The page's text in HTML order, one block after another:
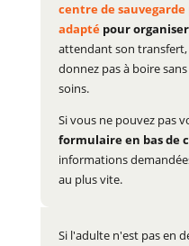
centre de
adaptépour
attendant son transfert,
donnez pas à boire
soins.
Si vous ne pouvez pas
formulaire en bas de
informations
au plus vite.
Si l'adulte n'est pas en